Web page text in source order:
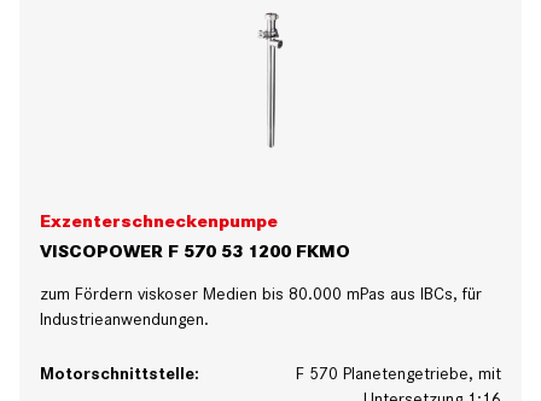
Exzenterschneckenpumpe
VISCOPOWER F 570 53 1200 FKMO
zum Fördern viskoser Medien bis 80.000 mPas aus IBCs, für
Industrieanwendungen.
Motorschnittstelle:
F 570 Planetengetriebe, mit